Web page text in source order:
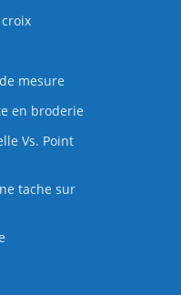
mesure
en broderie
Vs. Point
tache sur